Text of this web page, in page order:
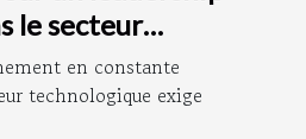
le secteur
en constante
technologique exige